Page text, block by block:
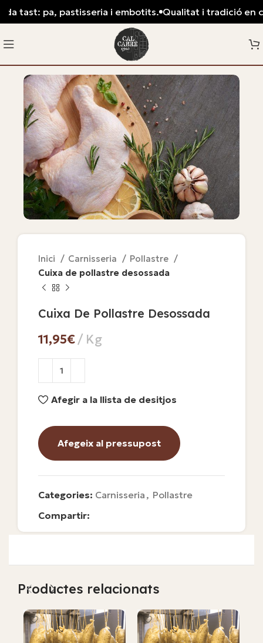
Inici Carnisseria
Pollastre
Cuixa de pollastre desossada
Cuixa De Pollastre Desossada
€
Afegir a la llista de desitjos
Afegeix al pressupost
Categories: Carnisseria , Pollastre
Compartir:
Productes relacionats
tast: pa, pastisseria i embotits. Qualitat i tradició en